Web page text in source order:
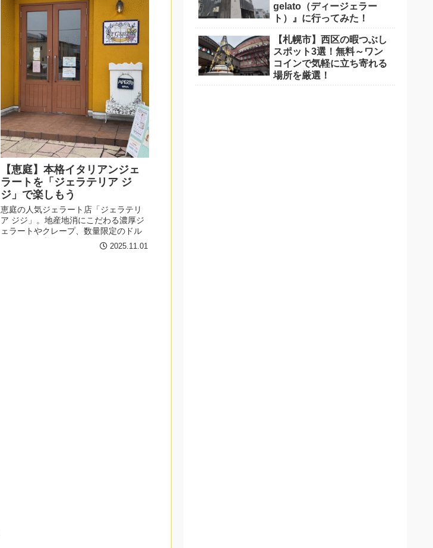
【恵庭】本格イタリアンジェ
ラートを「ジェラテリア ジ
ジ」で楽しもう
恵庭の人気ジェラート店「ジェラテリ
ア ジジ」。地産地消にこだわる濃厚ジ
ェラートやクレープ、数量限定のドル
チェピザは必食！おでかけにおすす
2025.11.01
gelato（ディージェラー
ト）』に行ってみた！
【札幌市】西区の暇つぶし
スポット3選！無料～ワン
コインで気軽に立ち寄れる
場所を厳選！